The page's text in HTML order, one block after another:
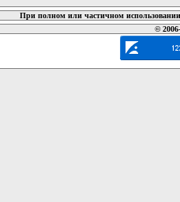
При полном или частичном
©